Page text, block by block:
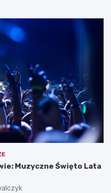
Muzyczne Święto Lata